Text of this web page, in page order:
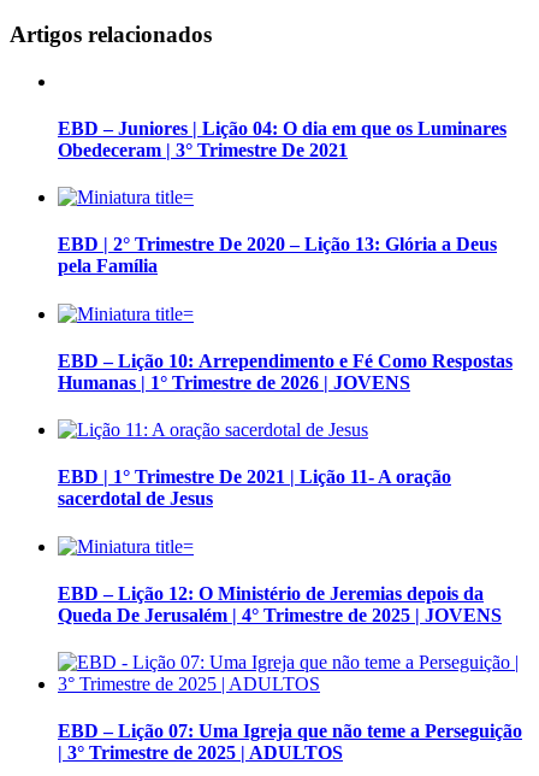
Artigos relacionados
EBD – Juniores | Lição 04: O dia em que os Luminares
Obedeceram | 3° Trimestre De 2021
EBD | 2° Trimestre De 2020 – Lição 13: Glória a Deus
pela Família
EBD – Lição 10: Arrependimento e Fé Como Respostas
Humanas | 1° Trimestre de 2026 | JOVENS
EBD | 1° Trimestre De 2021 | Lição 11- A oração
sacerdotal de Jesus
EBD – Lição 12: O Ministério de Jeremias depois da
Queda De Jerusalém | 4° Trimestre de 2025 | JOVENS
EBD – Lição 07: Uma Igreja que não teme a Perseguição
| 3° Trimestre de 2025 | ADULTOS